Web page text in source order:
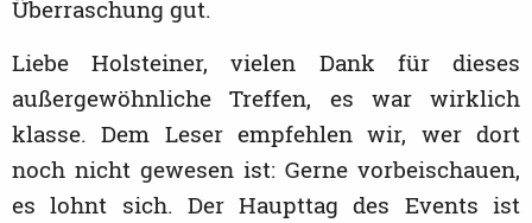
Überraschung gut.
Liebe Holsteiner, vielen Dank für dieses
außergewöhnliche Treffen, es war wirklich
klasse. Dem Leser empfehlen wir, wer dort
noch nicht gewesen ist: Gerne vorbeischauen,
es lohnt sich. Der Haupttag des Events ist